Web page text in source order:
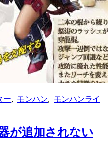
ー
モンハン
モンハンライ
が追加されない